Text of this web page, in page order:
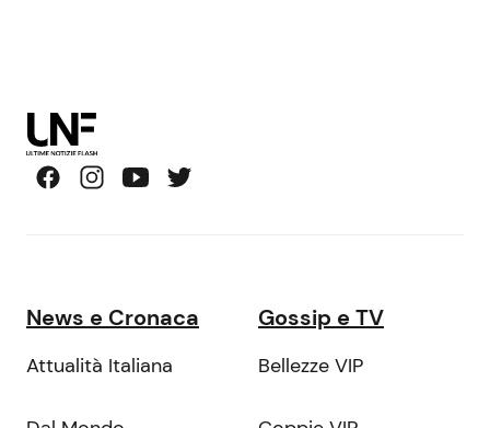
News e Cronaca
Attualità Italiana
Gossip e TV
Bellezze VIP